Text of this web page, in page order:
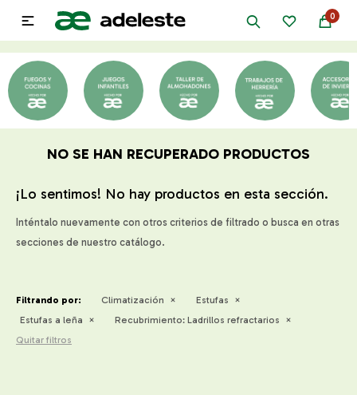
0

NO SE HAN RECUPERADO PRODUCTOS
¡Lo sentimos! No hay productos en esta sección.
Inténtalo nuevamente con otros criterios de filtrado o busca en otras
secciones de nuestro catálogo.
Filtrando por: Climatización
Estufas
Estufas a leña
Recubrimiento: Ladrillos refractarios
Quitar filtros